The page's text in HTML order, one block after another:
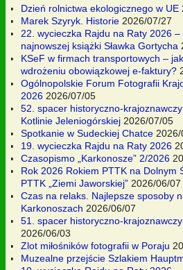
Dzień rolnictwa ekologicznego w UE
Marek Szyryk. Historie 2026/07/27
22. wycieczka Rajdu na Raty 2026
najnowszej książki Sławka Gortycha
KSeF w firmach transportowych –
wdrożeniu obowiązkowej e-faktury?
Ogólnopolskie Forum Fotografii
2026 2026/07/05
52. spacer historyczno-
Kotlinie Jeleniogórskiej 2026/07/05
Spotkanie w Sudeckiej Chatce
19. wycieczka Rajdu na Raty 2026
Czasopismo „Karkonosze” 2/2026
Rok 2026 Rokiem PTTK na Dolnym
PTTK „Ziemi Jaworskiej” 2026/06/07
Czas na relaks. Najlepsze sposoby
Karkonoszach 2026/06/07
51. spacer historyczno-
2026/06/03
Zlot miłośników fotografii w Poraju
Muzealne przejście Szlakiem